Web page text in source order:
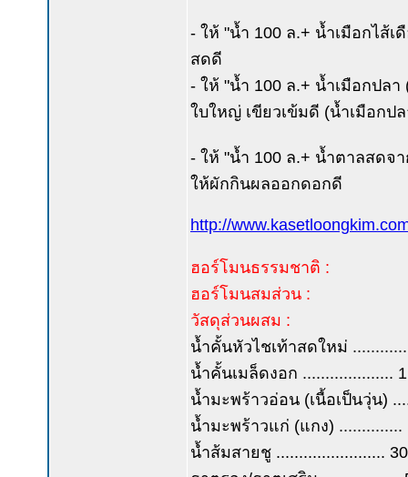
- ให้ "น้ำ 100 ล.+ น้ำเมือกไส้
สดดี
- ให้ "น้ำ 100 ล.+ น้ำเมือกปล
ใบใหญ่ เขียวเข้มดี (น้ำเมือกป
- ให้ "น้ำ 100 ล.+ น้ำตาลสดจ
ให้ผักกินผลออกดอกดี
http://
ฮอร์โมนธรรมชาติ :
ฮอร์โมนสมส่วน :
วัสดุส่วนผสม :
น้ำคั้นหัวไชเท้าสดใหม่
น้ำคั้นเมล็ดงอก ....................
น้ำมะพร้าวอ่อน (เนื้อเป็นวุ่น)
น้ำมะพร้าวแก่ (แกง) ..............
น้ำส้มสายชู ........................